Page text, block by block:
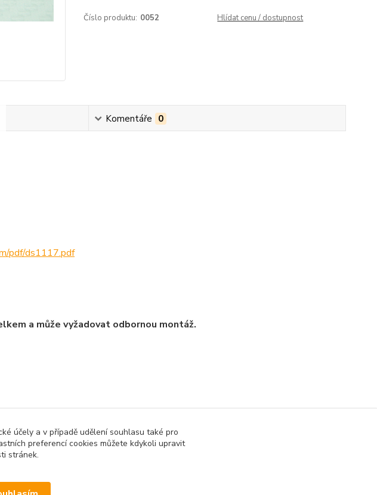
Číslo produktu: 0052 Hlídat cenu / dostupnost
Komentáře 0
pdf/ds1117.pdf
a může vyžadovat odbornou montáž.
přístroje
účely a v případě udělení souhlasu také pro
preferencí cookies můžete kdykoli upravit
stránek.